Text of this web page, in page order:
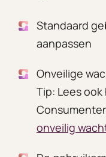
Standaard
aanpassen
Onveilige
Tip: Lees
onveilig